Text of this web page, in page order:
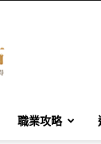
職業攻略